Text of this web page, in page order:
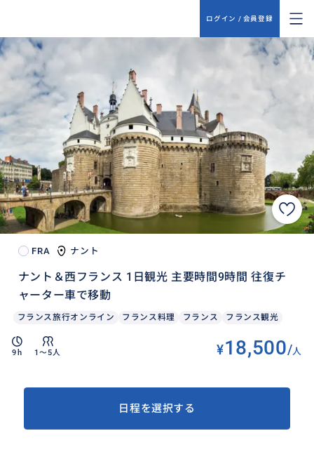
ログイン / 会員登録
FRA ナント
ナント＆西フランス 1日観光 主要時間9時間 往復チ
ャーター車で移動
フランス旅行オンライン フランス料理 フランス フランス観光
9h 1〜5人 ¥18,500/人
日程を選択する